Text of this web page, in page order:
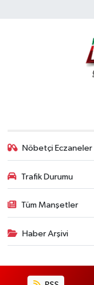
Nöbetçi Eczaneler
Trafik Durumu
Tüm Manşetler
Haber Arşivi